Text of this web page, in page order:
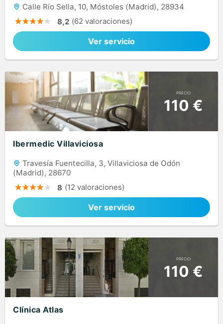
Calle Río Sella, 10, Móstoles (Madrid), 28934
8,2 (62 valoraciones)
Ver servicio
PRECIO
110 €
Ibermedic Villaviciosa
Travesía Fuentecilla, 3, Villaviciosa de Odón
(Madrid), 28670
8 (12 valoraciones)
Ver servicio
PRECIO
110 €
Clínica Atlas